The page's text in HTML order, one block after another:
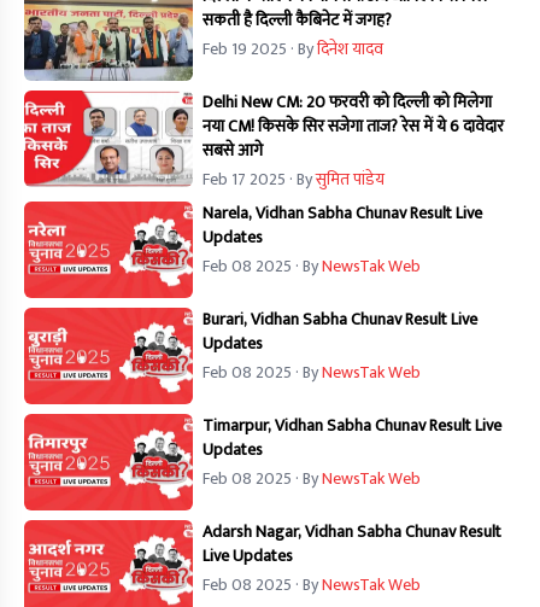
सकती है दिल्ली कैबिनेट में जगह?
Feb 19 2025 · Byदिनेश यादव
Delhi New CM: 20 फरवरी को दिल्ली को मिलेगा
नया CM! किसके सिर सजेगा ताज? रेस में ये 6 दावेदार
सबसे आगे
Feb 17 2025 · Byसुमित पांडेय
Narela, Vidhan Sabha Chunav Result Live
Updates
Feb 08 2025 · ByNewsTak Web
Burari, Vidhan Sabha Chunav Result Live
Updates
Feb 08 2025 · ByNewsTak Web
Timarpur, Vidhan Sabha Chunav Result Live
Updates
Feb 08 2025 · ByNewsTak Web
Adarsh Nagar, Vidhan Sabha Chunav Result
Live Updates
Feb 08 2025 · ByNewsTak Web